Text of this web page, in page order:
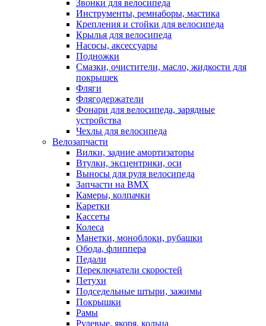
Звонки для велосипеда
Инструменты, ремнаборы, мастика
Крепления и стойки для велосипеда
Крылья для велосипеда
Насосы, аксессуары
Подножки
Смазки, очистители, масло, жидкости для
покрышек
Фляги
Флягодержатели
Фонари для велосипеда, зарядные
устройства
Чехлы для велосипеда
Велозапчасти
Вилки, задние амортизаторы
Втулки, эксцентрики, оси
Выносы для руля велосипеда
Запчасти на BMX
Камеры, колпачки
Каретки
Кассеты
Колеса
Манетки, моноблоки, рубашки
Обода, флиппера
Педали
Переключатели скоростей
Петухи
Подседельные штыри, зажимы
Покрышки
Рамы
Рулевые, якоря, кольца